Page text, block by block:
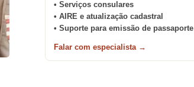
• Serviços consulares
• AIRE e atualização cadastral
• Suporte para emissão de passaporte
Falar com especialista →